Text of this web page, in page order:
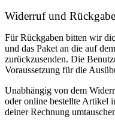
Widerruf und Rückgabe
Für Rückgaben bitten wir
und das Paket an die auf
zurückzusenden. Die
Voraussetzung für die
Unabhängig von dem
oder online bestellte Artikel
deiner Rechnung